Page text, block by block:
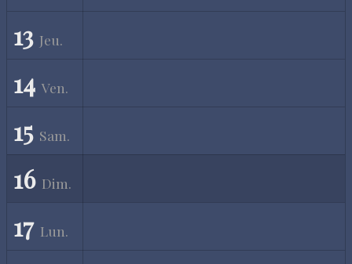
13 Jeu.
14 Ven.
15 Sam.
16 Dim.
17 Lun.